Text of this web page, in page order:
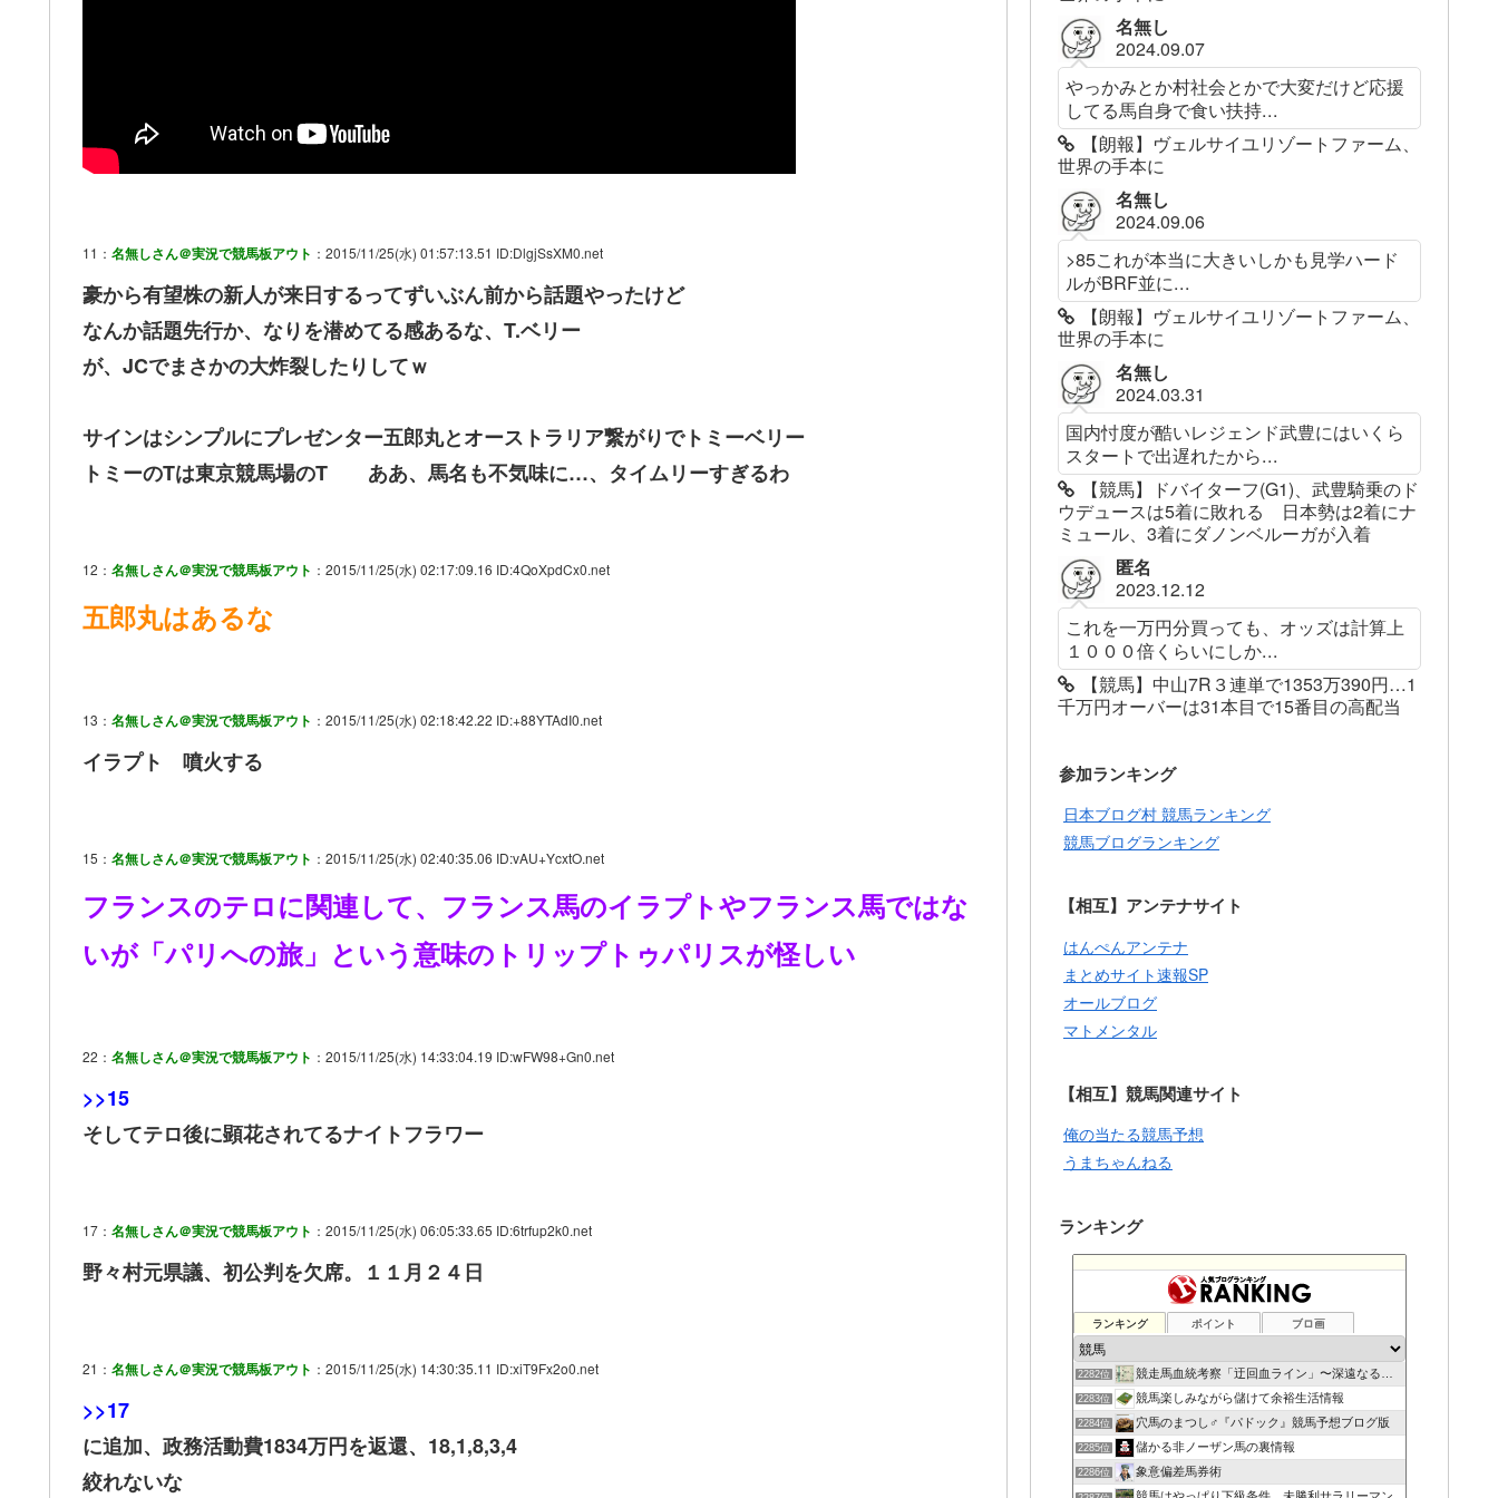
11： 名無しさん＠実況で競馬板アウト ：2015/11/25(水) 01:57:13.51 ID:DlgjSsXM0.net
豪から有望株の新人が来日するってずいぶん前から話題やったけど
なんか話題先行か、なりを潜めてる感あるな、T.ベリー
が、JCでまさかの大炸裂したりしてｗ
サインはシンプルにプレゼンター五郎丸とオーストラリア繋がりでトミーベリー
トミーのTは東京競馬場のT ああ、馬名も不気味に…、タイムリーすぎるわ
12： 名無しさん＠実況で競馬板アウト ：2015/11/25(水) 02:17:09.16 ID:4QoXpdCx0.net
五郎丸はあるな
13： 名無しさん＠実況で競馬板アウト ：2015/11/25(水) 02:18:42.22 ID:+88YTAdI0.net
イラプト 噴火する
15： 名無しさん＠実況で競馬板アウト ：2015/11/25(水) 02:40:35.06 ID:vAU+YcxtO.net
フランスのテロに関連して、フランス馬のイラプトやフランス馬ではな
いが「パリへの旅」という意味のトリップトゥパリスが怪しい
22： 名無しさん＠実況で競馬板アウト ：2015/11/25(水) 14:33:04.19 ID:wFW98+Gn0.net
>>15
そしてテロ後に顕花されてるナイトフラワー
17： 名無しさん＠実況で競馬板アウト ：2015/11/25(水) 06:05:33.65 ID:6trfup2k0.net
野々村元県議、初公判を欠席。１１月２４日
21： 名無しさん＠実況で競馬板アウト ：2015/11/25(水) 14:30:35.11 ID:xiT9Fx2o0.net
>>17
に追加、政務活動費1834万円を返還、18,1,8,3,4
絞れないな
名無し
2024.09.07
やっかみとか村社会とかで大変だけど応援
してる馬自身で食い扶持...
【朗報】ヴェルサイユリゾートファーム、
世界の手本に
名無し
2024.09.06
>85これが本当に大きいしかも見学ハード
ルがBRF並に...
【朗報】ヴェルサイユリゾートファーム、
世界の手本に
名無し
2024.03.31
国内忖度が酷いレジェンド武豊にはいくら
スタートで出遅れたから...
【競馬】ドバイターフ(G1)、武豊騎乗のド
ウデュースは5着に敗れる 日本勢は2着にナ
ミュール、3着にダノンベルーガが入着
匿名
2023.12.12
これを一万円分買っても、オッズは計算上
１０００倍くらいにしか...
【競馬】中山7R３連単で1353万390円…1
千万円オーバーは31本目で15番目の高配当
参加ランキング
日本ブログ村 競馬ランキング
競馬ブログランキング
【相互】アンテナサイト
はんぺんアンテナ
まとめサイト速報SP
オールブログ
マトメンタル
【相互】競馬関連サイト
俺の当たる競馬予想
うまちゃんねる
ランキング
ランキング ポイント ブロ画
2282位 競走馬血統考察「迂回血ライン」〜深遠なる血の連鎖〜
2283位 競馬楽しみながら儲けて余裕生活情報
2284位 穴馬のまつし♂『パドック』競馬予想ブログ版
2285位 儲かる非ノーザン馬の裏情報
2286位 象意偏差馬券術